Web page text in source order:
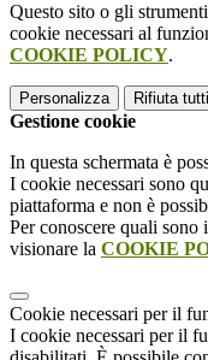
Questo sito o gli
cookie necessari al
COOKIE POLICY.
Personalizza Rifiuta tutti
Gestione cookie
In questa schermata è
I cookie necessari sono
piattaforma e non è
Per conoscere quali sono
visionare la COOKIE
Cookie necessari per il
I cookie necessari per il